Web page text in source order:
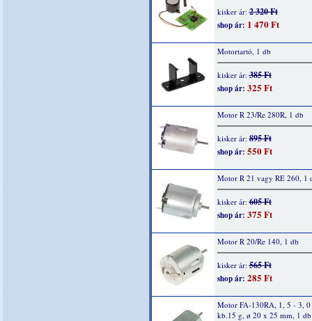
kisker ár:2 320 Ft
shop ár: 1 470 Ft
Motortartó, 1 db
kisker ár:385 Ft
shop ár: 325 Ft
Motor R 23/Re 280R, 1 db
kisker ár:895 Ft
shop ár: 550 Ft
Motor R 21 vagy RE 260, 1
kisker ár:605 Ft
shop ár: 375 Ft
Motor R 20/Re 140, 1 db
kisker ár:565 Ft
shop ár: 285 Ft
Motor FA-130RA, 1, 5 - 3,
kb.15 g, ø 20 x 25 mm, 1 db